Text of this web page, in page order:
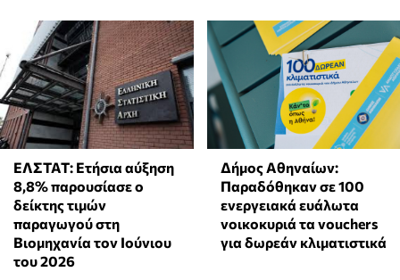
ΕΛΣΤΑΤ: Ετήσια αύξηση
8,8% παρουσίασε ο
δείκτης τιμών
παραγωγού στη
Βιομηχανία τον Ιούνιου
του 2026
Δήμος Αθηναίων:
Παραδόθηκαν σε 100
ενεργειακά ευάλωτα
νοικοκυριά τα vouchers
για δωρεάν κλιματιστικά